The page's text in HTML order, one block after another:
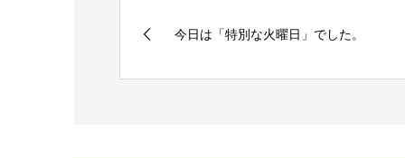
今日は「特別な火曜日」でした。